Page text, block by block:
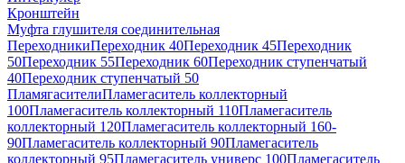
Кронштейн
Муфта глушителя соединительная
ПереходникиПереходник 40Переходник 45Переходник
50Переходник 55Переходник 60Переходник ступенчатый
40Переходник ступенчатый 50
ПламягасителиПламегаситель коллекторный
100Пламегаситель коллекторный 110Пламегаситель
коллекторный 120Пламегаситель коллекторный 160-
90Пламегаситель коллекторный 90Пламегаситель
коллекторный 95Пламегаситель универс 100Пламегаситель